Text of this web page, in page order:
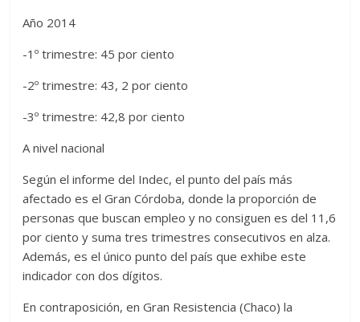
Año 2014
-1º trimestre: 45 por ciento
-2º trimestre: 43, 2 por ciento
-3º trimestre: 42,8 por ciento
A nivel nacional
Según el informe del Indec, el punto del país más
afectado es el Gran Córdoba, donde la proporción de
personas que buscan empleo y no consiguen es del 11,6
por ciento y suma tres trimestres consecutivos en alza.
Además, es el único punto del país que exhibe este
indicador con dos dígitos.
En contraposición, en Gran Resistencia (Chaco) la